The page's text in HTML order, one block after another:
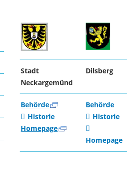
Stadt
Neckargemünd
Dilsberg
Behörde
Historie
Homepage
Behörde
Historie
Homepage